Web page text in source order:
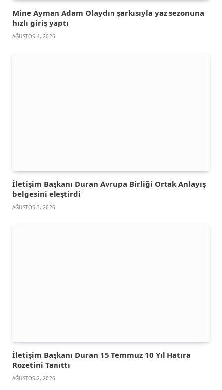
Mine Ayman Adam Olaydın şarkısıyla yaz sezonuna
hızlı giriş yaptı
AĞUSTOS 4, 2026
İletişim Başkanı Duran Avrupa Birliği Ortak Anlayış
belgesini eleştirdi
AĞUSTOS 3, 2026
İletişim Başkanı Duran 15 Temmuz 10 Yıl Hatıra
Rozetini Tanıttı
AĞUSTOS 2, 2026